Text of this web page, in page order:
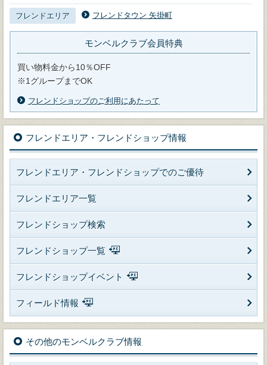
フレンドエリア フレンドタウン 矢掛町
モンベルクラブ会員特典
買い物料金から10％OFF
※1グループまでOK
フレンドショップのご利用にあたって
フレンドエリア・フレンドショップ情報
フレンドエリア・フレンドショップでのご優待
フレンドエリア一覧
フレンドショップ検索
フレンドショップ一覧
フレンドショップイベント
フィールド情報
その他のモンベルクラブ情報